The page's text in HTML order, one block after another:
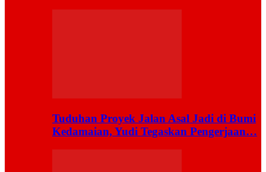
Tuduhan Proyek Jalan Asal Jadi di Bumi
Kedamaian, Yudi Tegaskan Pengerjaan…